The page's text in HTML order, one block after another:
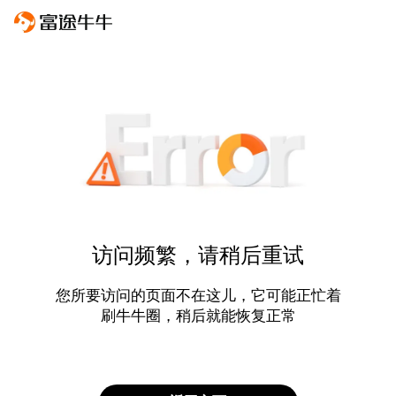
访问频繁，请稍后重试
您所要访问的页面不在这儿，它可能正忙着
刷牛牛圈，稍后就能恢复正常